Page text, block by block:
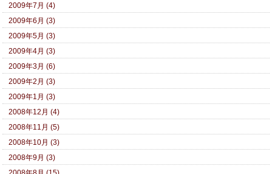
2009年7月 (4)
2009年6月 (3)
2009年5月 (3)
2009年4月 (3)
2009年3月 (6)
2009年2月 (3)
2009年1月 (3)
2008年12月 (4)
2008年11月 (5)
2008年10月 (3)
2008年9月 (3)